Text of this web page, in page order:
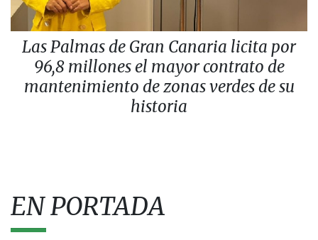
Las Palmas de Gran Canaria licita por
96,8 millones el mayor contrato de
mantenimiento de zonas verdes de su
historia
EN PORTADA